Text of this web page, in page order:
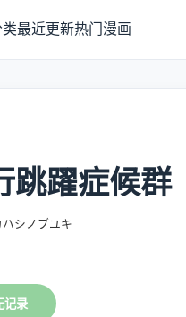
类最近更新热门漫画
跳躍症候群
ハシノブユキ
记录